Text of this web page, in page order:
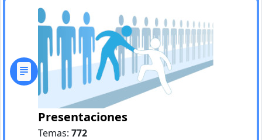
Presentaciones
Temas: 772